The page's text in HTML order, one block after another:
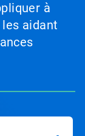
à
les aidant